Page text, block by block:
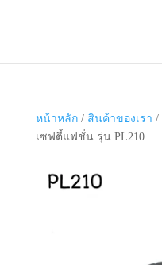
หน้าหลัก/ สินค้าของเรา /
เซฟตี้แฟชั่น รุ่น PL210